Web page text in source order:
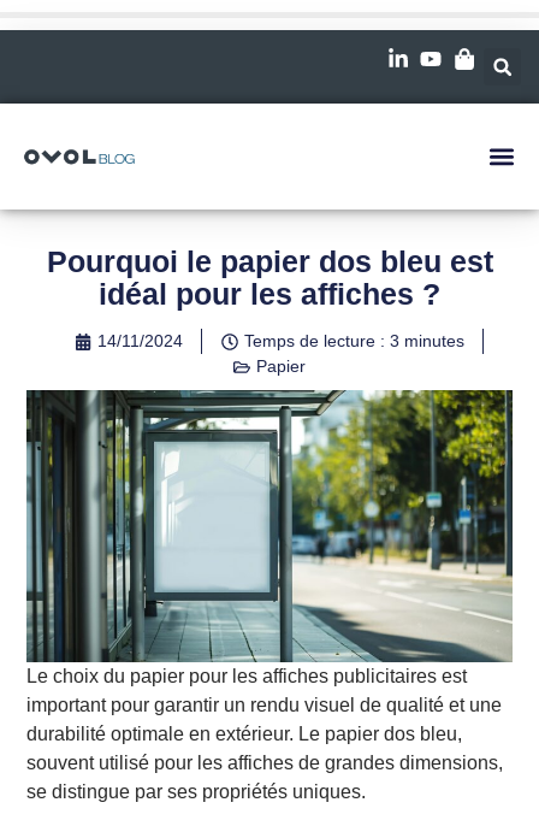
Pourquoi le papier dos bleu est
idéal pour les affiches ?
14/11/2024
Temps de lecture : 3 minutes
Papier
Le choix du papier pour les affiches publicitaires est
important pour garantir un rendu visuel de qualité et une
durabilité optimale en extérieur. Le papier dos bleu,
souvent utilisé pour les affiches de grandes dimensions,
se distingue par ses propriétés uniques.